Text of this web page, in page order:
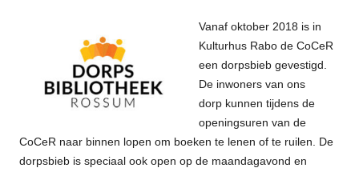
Vanaf oktober 2018 is in
Kulturhus Rabo de CoCeR
een dorpsbieb gevestigd.
De inwoners van ons
dorp kunnen tijdens de
openingsuren van de
CoCeR naar binnen lopen om boeken te lenen of te ruilen. De
dorpsbieb is speciaal ook open op de maandagavond en